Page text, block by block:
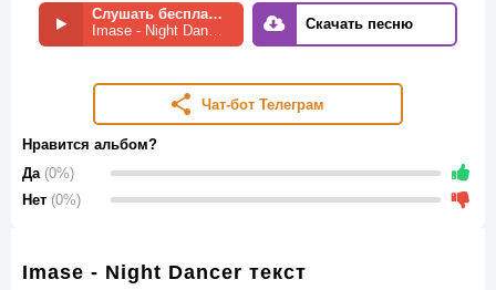
Слушать бесплатно
Imase - Night Dancer
Скачать песню
Чат-бот Телеграм
Нравится альбом?
Да (0%)
Нет (0%)
Imase - Night Dancer текст